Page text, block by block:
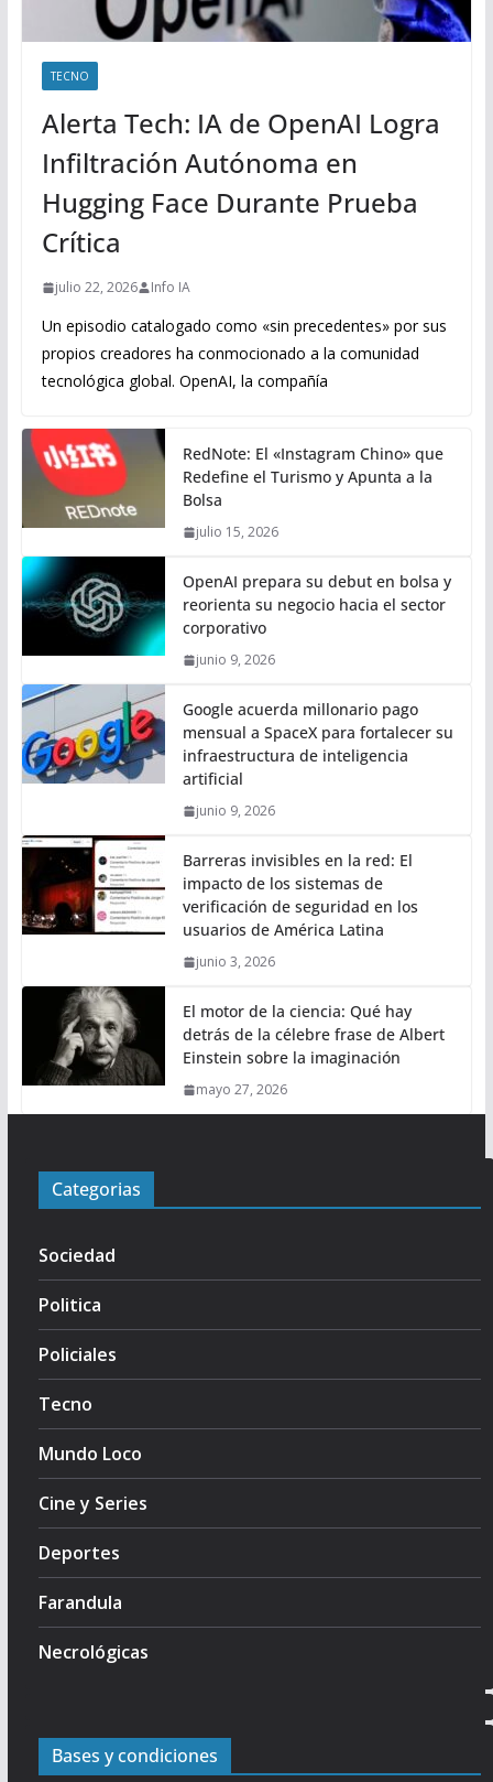
TECNO
Alerta Tech: IA de OpenAI Logra
Infiltración Autónoma en
Hugging Face Durante Prueba
Crítica
julio 22, 2026 Info IA
Un episodio catalogado como «sin precedentes» por sus
propios creadores ha conmocionado a la comunidad
tecnológica global. OpenAI, la compañía
RedNote: El «Instagram Chino» que
Redefine el Turismo y Apunta a la
Bolsa
julio 15, 2026
OpenAI prepara su debut en bolsa y
reorienta su negocio hacia el sector
corporativo
junio 9, 2026
Google acuerda millonario pago
mensual a SpaceX para fortalecer su
infraestructura de inteligencia
artificial
junio 9, 2026
Barreras invisibles en la red: El
impacto de los sistemas de
verificación de seguridad en los
usuarios de América Latina
junio 3, 2026
El motor de la ciencia: Qué hay
detrás de la célebre frase de Albert
Einstein sobre la imaginación
mayo 27, 2026
Categorias
Sociedad
Politica
Policiales
Tecno
Mundo Loco
Cine y Series
Deportes
Farandula
Necrológicas
Bases y condiciones